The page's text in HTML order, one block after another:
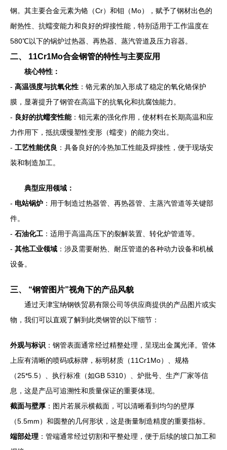
钢。其主要合金元素为铬（Cr）和钼（Mo），赋予了钢材出色的
耐热性、抗蠕变能力和良好的焊接性能，特别适用于工作温度在
580℃以下的锅炉过热器、再热器、蒸汽管道及压力容器。
二、 11Cr1Mo合金钢管的特性与主要应用
核心特性：
- 高温强度与抗氧化性 ：铬元素的加入形成了稳定的氧化铬保护
膜，显著提升了钢管在高温下的抗氧化和抗腐蚀能力。
- 良好的抗蠕变性能：钼元素的强化作用，使材料在长期高温和应
力作用下，抵抗缓慢塑性变形（蠕变）的能力突出。
- 工艺性能优良 ：具备良好的冷热加工性能及焊接性，便于现场安
装和制造加工。
典型应用领域：
- 电站锅炉 ：用于制造过热器管、再热器管、主蒸汽管道等关键部
件。
- 石油化工 ：适用于高温高压下的裂解装置、转化炉管道等。
- 其他工业领域 ：涉及需要耐热、耐压管道的各种动力设备和机械
设备。
三、 “钢管图片”视角下的产品风貌
通过天津宝纳钢铁贸易有限公司等供应商提供的产品图片或实
物，我们可以直观了解到此类钢管的以下细节：
外观与标识 ：钢管表面通常经过精整处理，呈现出金属光泽。管体
上应有清晰的喷码或标牌，标明材质（11Cr1Mo）、规格
（25*5.5）、执行标准（如GB 5310）、炉批号、生产厂家等信
息，这是产品可追溯性和质量保证的重要体现。
截面与壁厚 ：图片若展示横截面，可以清晰看到均匀的壁厚
（5.5mm）和圆整的几何形状，这是衡量制造精度的重要指标。
端部处理 ：管端通常经过切割和平整处理，便于后续的坡口加工和